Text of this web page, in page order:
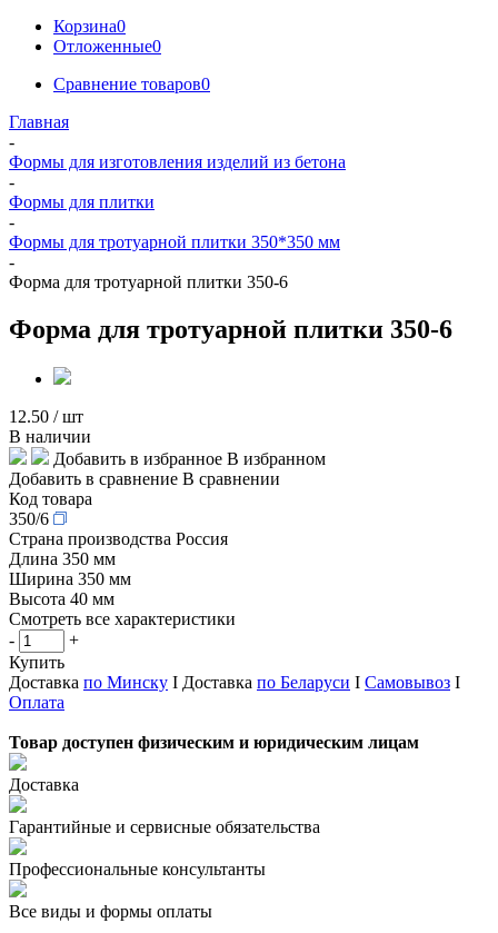
Корзина0
Отложенные0
Сравнение товаров0
Главная
-
Формы для изготовления изделий из бетона
-
Формы для плитки
-
Формы для тротуарной плитки 350*350 мм
-
Форма для тротуарной плитки 350-6
Форма для тротуарной плитки 350-6
12.50 / шт
В наличии
Добавить в избранное В избранном
Добавить в сравнение В сравнении
Код товара
350/6
Страна производства Россия
Длина 350 мм
Ширина 350 мм
Высота 40 мм
Смотреть все характеристики
-
+
Купить
Доставка по Минску I Доставка по Беларуси I Самовывоз I
Оплата
Товар доступен физическим и юридическим лицам
Доставка
Гарантийные и сервисные обязательства
Профессиональные консультанты
Все виды и формы оплаты